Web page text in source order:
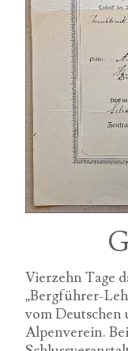
Vierzehn Tage
„Bergführer-
vom Deutschen
Alpenverein.